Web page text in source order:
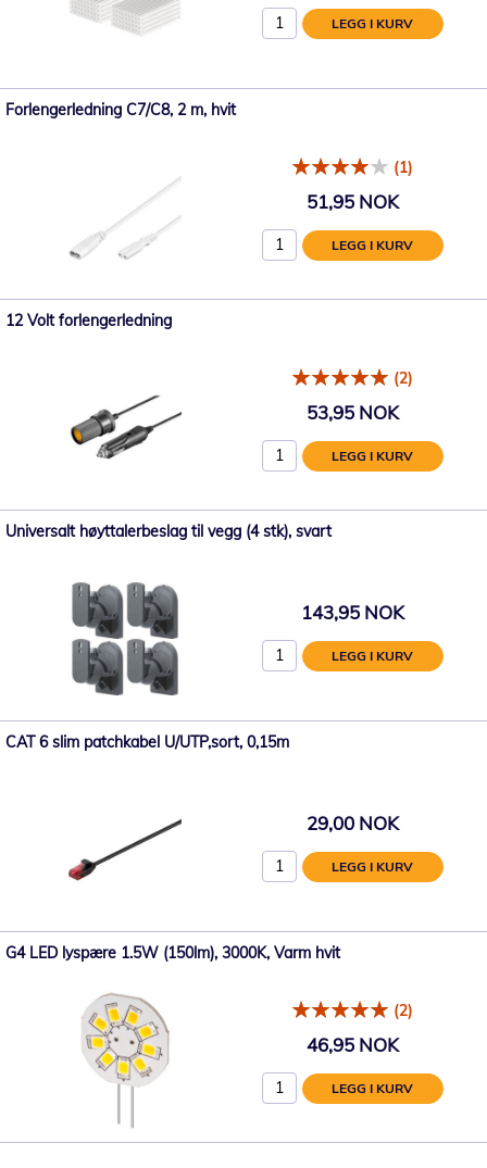
LEGG I KURV
Forlengerledning C7/C8, 2 m, hvit
(1)
51,95 NOK
LEGG I KURV
12 Volt forlengerledning
(2)
53,95 NOK
LEGG I KURV
Universalt høyttalerbeslag til vegg (4 stk), svart
143,95 NOK
LEGG I KURV
CAT 6 slim patchkabel U/UTP,sort, 0,15m
29,00 NOK
LEGG I KURV
G4 LED lyspære 1.5W (150lm), 3000K, Varm hvit
(2)
46,95 NOK
LEGG I KURV